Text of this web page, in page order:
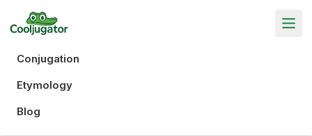
Conjugation
Etymology
Blog